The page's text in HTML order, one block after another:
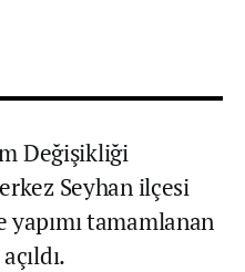
Değişikliği
Seyhan ilçesi
yapımı tamamlanan